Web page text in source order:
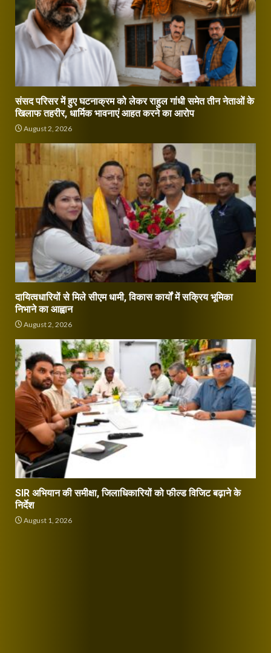
संसद परिसर में हुए घटनाक्रम को लेकर राहुल गांधी समेत तीन नेताओं के
खिलाफ तहरीर, धार्मिक भावनाएं आहत करने का आरोप
August 2, 2026
दायित्वधारियों से मिले सीएम धामी, विकास कार्यों में सक्रिय भूमिका
निभाने का आह्वान
August 2, 2026
SIR अभियान की समीक्षा, जिलाधिकारियों को फील्ड विजिट बढ़ाने के
निर्देश
August 1, 2026